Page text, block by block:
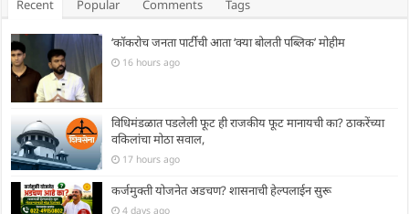
Recent Popular Comments Tags
‘कॉकरोच जनता पार्टीची आता ‘क्या बोलती पब्लिक’ मोहीम
16 hours ago
विधिमंडळात पडलेली फूट ही राजकीय फूट मानायची का? ठाकरेंच्या
वकिलांचा मोठा सवाल,
17 hours ago
कर्जमुक्ती योजनेत अडचण? शासनाची हेल्पलाईन सुरू
4 days ago